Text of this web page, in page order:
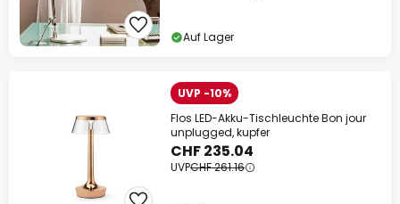
Auf Lager
UVP -10%
Flos LED-Akku-Tischleuchte Bon jour
unplugged, kupfer
CHF 235.04
UVPCHF 261.16